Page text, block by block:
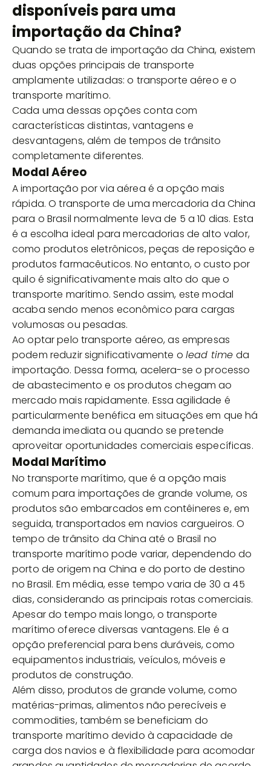
disponíveis para uma
importação da China?
Quando se trata de importação da China, existem
duas opções principais de transporte
amplamente utilizadas: o transporte aéreo e o
transporte marítimo.
Cada uma dessas opções conta com
características distintas, vantagens e
desvantagens, além de tempos de trânsito
completamente diferentes.
Modal Aéreo
A importação por via aérea é a opção mais
rápida. O transporte de uma mercadoria da China
para o Brasil normalmente leva de 5 a 10 dias. Esta
é a escolha ideal para mercadorias de alto valor,
como produtos eletrônicos, peças de reposição e
produtos farmacêuticos. No entanto, o custo por
quilo é significativamente mais alto do que o
transporte marítimo. Sendo assim, este modal
acaba sendo menos econômico para cargas
volumosas ou pesadas.
Ao optar pelo transporte aéreo, as empresas
podem reduzir significativamente o lead timeda
importação. Dessa forma, acelera-se o processo
de abastecimento e os produtos chegam ao
mercado mais rapidamente. Essa agilidade é
particularmente benéfica em situações em que há
demanda imediata ou quando se pretende
aproveitar oportunidades comerciais específicas.
Modal Marítimo
No transporte marítimo, que é a opção mais
comum para importações de grande volume, os
produtos são embarcados em contêineres e, em
seguida, transportados em navios cargueiros. O
tempo de trânsito da China até o Brasil no
transporte marítimo pode variar, dependendo do
porto de origem na China e do porto de destino
no Brasil. Em média, esse tempo varia de 30 a 45
dias, considerando as principais rotas comerciais.
Apesar do tempo mais longo, o transporte
marítimo oferece diversas vantagens. Ele é a
opção preferencial para bens duráveis, como
equipamentos industriais, veículos, móveis e
produtos de construção.
Além disso, produtos de grande volume, como
matérias-primas, alimentos não perecíveis e
commodities, também se beneficiam do
transporte marítimo devido à capacidade de
carga dos navios e à flexibilidade para acomodar